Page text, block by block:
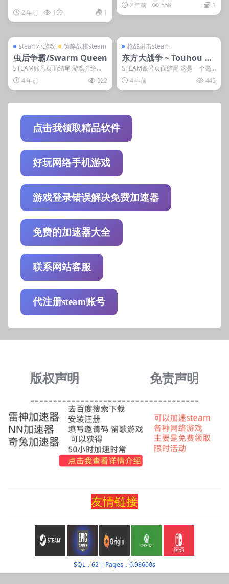
2 年前 199 1
2 年前 558 1
steam小游戏
steam小游戏
策略战棋steam
虫后争霸/Swarm Queen
STEAM账号页面结尾 游戏介绍
《虫后争霸》是款易上手难精通的
战略游戏，玩家需...
4 年前 922
枪战射击steam
东方大战争 ~ Touhou Bi
g Big Battle
STEAM账号页面结尾 这是一个毫
无信仰，真正可以玩儿的游戏 RTS
+MOBA的...
4 年前 445
点击我领取精品软件
好玩网络手机游戏
游戏登录错误解决免费加速器
免费的加速器大全
联系网站客服
代注册steam账号
版权声明 免责声明
友情链接
SQL：62 | Pages：0.98600s